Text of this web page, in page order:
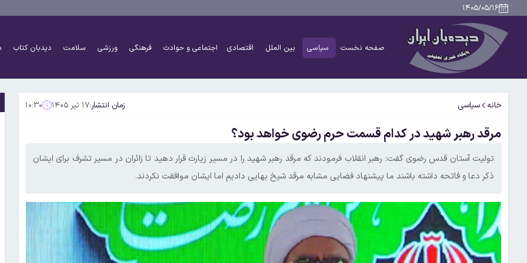
۱۴۰۵/۰۵/۱۶
صفحه نخست سیاسی بین الملل اقتصادی اجتماعی و حوادث فرهنگی ورزشی سلامت دیدبان کتاب
خانه سیاسی زمان انتشار:۱۷ تیر ۱۴۰۵ ۱۰:۳۰
مرقد رهبر شهید در کدام قسمت حرم رضوی خواهد بود؟
تولیت آستان قدس رضوی گفت: رهبر انقلاب فرمودند که مرقد رهبر شهید را در مسیر زیارت قرار دهید تا زائران در مسیر تشرف برای ایشان
ذکر دعا و فاتحه داشته باشند ما پیشنهاد فضایی مشابه مرقد شیخ بهایی دادیم اما ایشان موافقت نکردند.